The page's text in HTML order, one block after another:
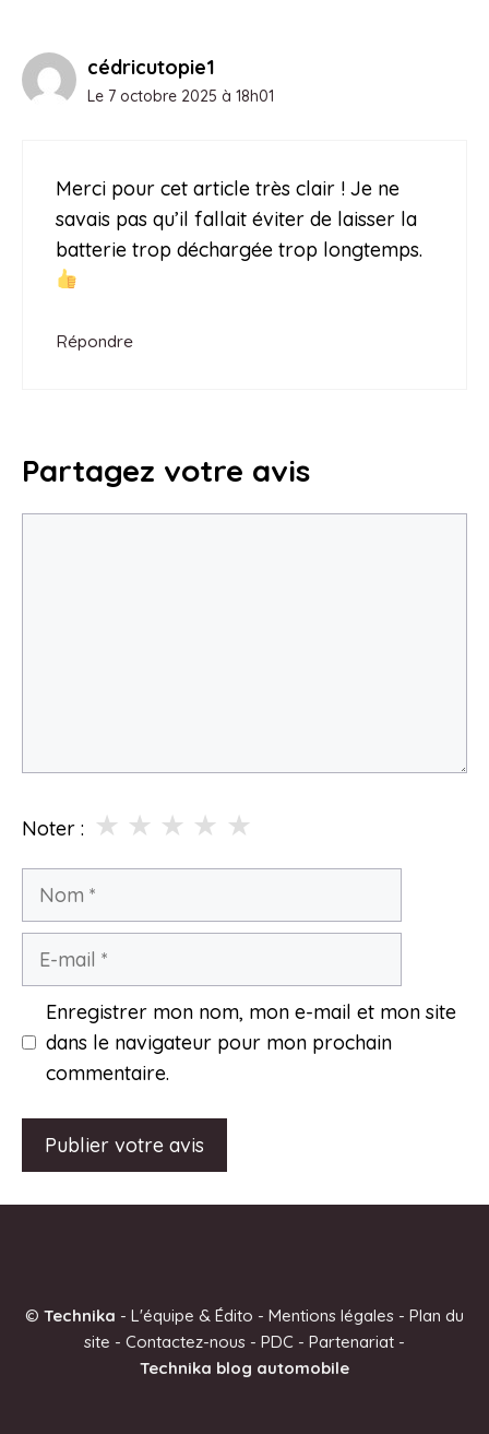
cédricutopie1
Le 7 octobre 2025 à 18h01
Merci pour cet article très clair ! Je ne
savais pas qu’il fallait éviter de laisser la
batterie trop déchargée trop longtemps.
Répondre
Partagez votre avis
Noter : ★
★
★
★
★
Nom
Enregistrer mon nom, mon e-mail et mon site
dans le navigateur pour mon prochain
commentaire.
r
© Technika - L'équipe & Édito - Mentions légales - Plan du
site - Contactez-nous - PDC - Partenariat -
Technika blog automobile